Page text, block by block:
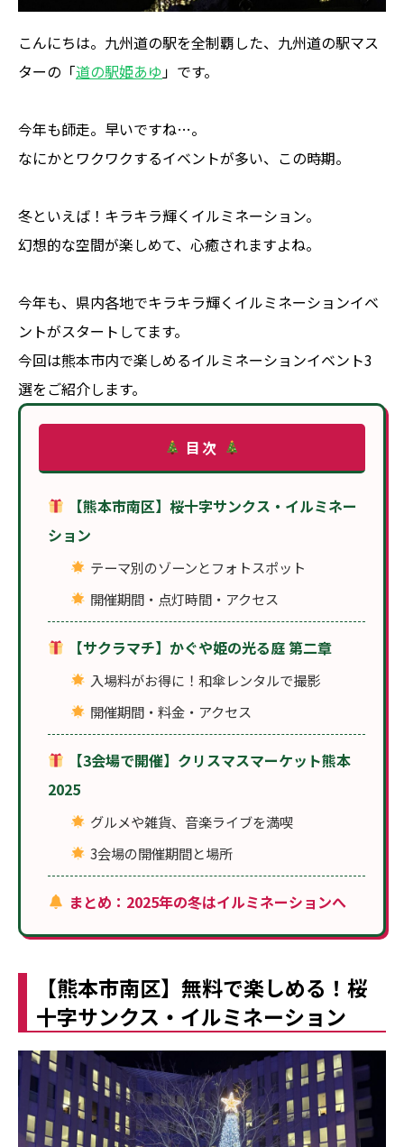
こんにちは。九州道の駅を全制覇した、九州道の駅マス
ターの「道の駅姫あゆ 」です。
今年も師走。早いですね…。
なにかとワクワクするイベントが多い、この時期。
冬といえば！キラキラ輝くイルミネーション。
幻想的な空間が楽しめて、心癒されますよね。
今年も、県内各地でキラキラ輝くイルミネーションイベ
ントがスタートしてます。
今回は熊本市内で楽しめるイルミネーションイベント3
選をご紹介します。
目次
【熊本市南区】桜十字サンクス・イルミネー
ション
テーマ別のゾーンとフォトスポット
開催期間・点灯時間・アクセス
【サクラマチ】かぐや姫の光る庭 第二章
入場料がお得に！和傘レンタルで撮影
開催期間・料金・アクセス
【3会場で開催】クリスマスマーケット熊本
2025
グルメや雑貨、音楽ライブを満喫
3会場の開催期間と場所
まとめ：2025年の冬はイルミネーションへ
【熊本市南区】無料で楽しめる！桜
十字サンクス・イルミネーション